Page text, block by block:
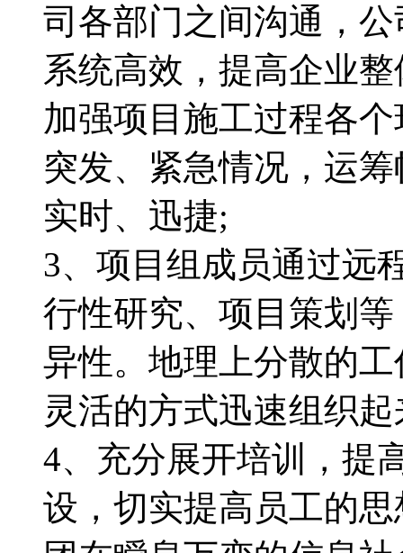
司各部门之间沟通，
系统高效，提高企业
加强项目施工过程各
突发、紧急情况，运
实时、迅捷;
3、项目组成员通过远
行性研究、项目策划
异性。地理上分散的
灵活的方式迅速组织起
4、充分展开培训，提
设，切实提高员工的